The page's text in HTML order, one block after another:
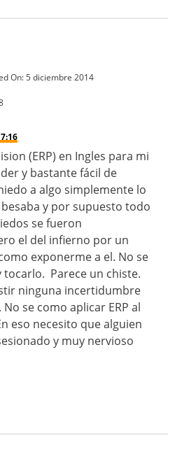
On:5 diciembre 2014
(ERP) en Ingles para mi
y bastante fácil de
a algo simplemente lo
y por supuesto todo
se fueron
el del infierno por un
exponerme a el. No se
Parece un chiste.
ninguna incertidumbre
se como aplicar ERP al
eso necesito que alguien
y muy nervioso